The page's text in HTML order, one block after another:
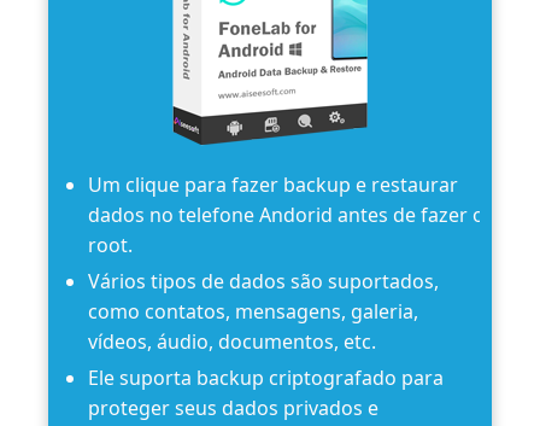
Um clique para fazer backup e restaurar
dados no telefone Andorid antes de fazer o
root.
Vários tipos de dados são suportados,
como contatos, mensagens, galeria,
vídeos, áudio, documentos, etc.
Ele suporta backup criptografado para
proteger seus dados privados e